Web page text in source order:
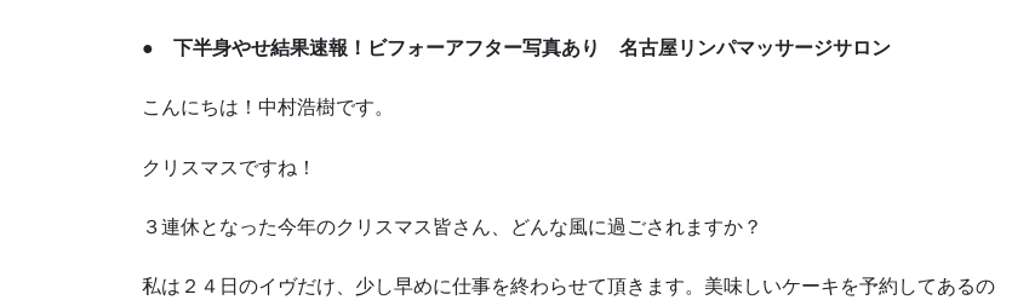
● 下半身やせ結果速報！ビフォーアフター写真あり 名古屋リンパマッサージサロン
こんにちは！中村浩樹です。
クリスマスですね！
３連休となった今年のクリスマス皆さん、どんな風に過ごされますか？
私は２４日のイヴだけ、少し早めに仕事を終わらせて頂きます。美味しいケーキを予約してあるの